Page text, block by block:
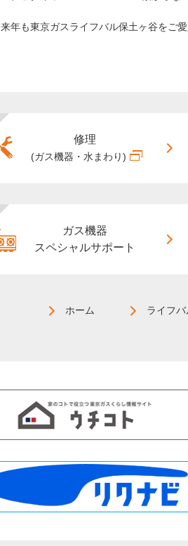
来年も東京ガスライフバル保土ヶ谷をご
修理
(ガス機器・水まわり)
ガス機器
スペシャルサポート
ホーム ライフ